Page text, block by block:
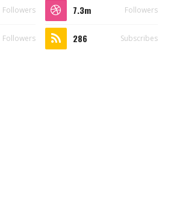
Followers 7.3m Followers
Followers 286 Subscribes